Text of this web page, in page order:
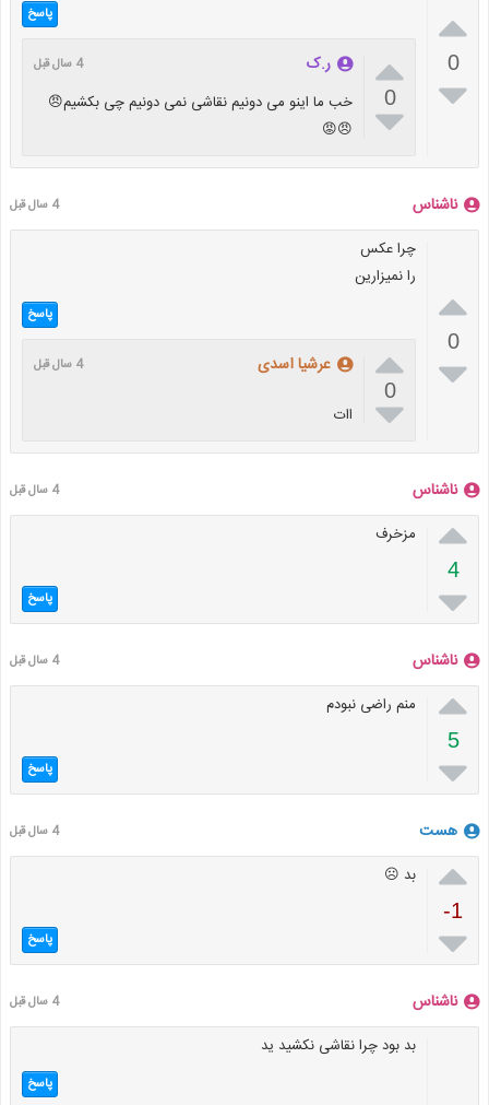

0

پاسخ

0

ر.ک 4 سال قبل
خب ما اینو می دونیم نقاشی نمی دونیم چی بکشیم😠
😠😡
ناشناس 4 سال قبل

0

چرا عکس
را نمیزارین
پاسخ

0

عرشیا اسدی 4 سال قبل
اات
ناشناس 4 سال قبل

4

مزخرف
پاسخ
ناشناس 4 سال قبل

5

منم راضی نبودم
پاسخ
هست 4 سال قبل

-1

بد ☹
پاسخ
ناشناس 4 سال قبل
بد بود چرا نقاشی نکشید ید
پاسخ